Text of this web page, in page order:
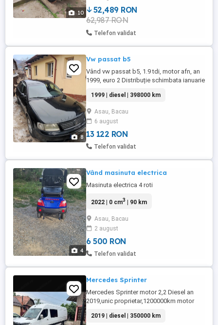
10
52,489 RON
62,987 RON
Telefon validat
8
Vw passat b5
Vând vw passat b5, 1.9 tdi, motor afn, an
1999, euro 2 Distribuție schimbata ianuarie
2026 Demaror schimbat 2026 Cauciucuri
de iarna Clima
1999 | diesel | 398000 km
Asau, Bacau
6 august
13 122 RON
Telefon validat
4
Vând masinuta electrica
Masinuta electrica 4 roti
2022 | 0 cm3 | 90 km
Asau, Bacau
2 august
6 500 RON
Telefon validat
Mercedes Sprinter
Mercedes Sprinter motor 2,2 Diesel an
2019,unic proprietar,1200000km motor
2019 | diesel | 350000 km